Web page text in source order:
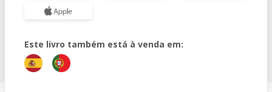
Este livro também está à venda em: